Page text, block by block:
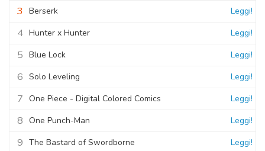
3 Berserk Leggi!
4 Hunter x Hunter Leggi!
5 Blue Lock Leggi!
6 Solo Leveling Leggi!
7 One Piece - Digital Colored Comics Leggi!
8 One Punch-Man Leggi!
9 The Bastard of Swordborne Leggi!